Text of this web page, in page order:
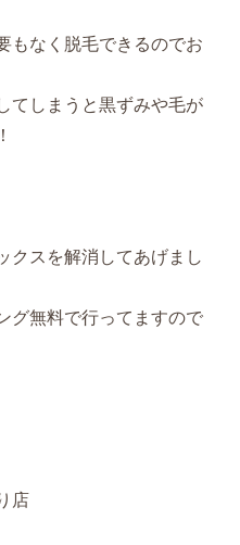
もなく脱毛できるのでお
てしまうと黒ずみや毛が
クスを解消してあげまし
グ無料で行ってますので
店